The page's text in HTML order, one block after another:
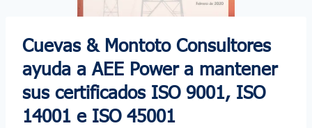
Cuevas & Montoto Consultores
ayuda a AEE Power a mantener
sus certificados ISO 9001, ISO
14001 e ISO 45001